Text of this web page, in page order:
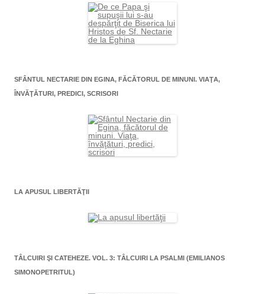
SFÂNTUL NECTARIE DIN EGINA, FĂCĂTORUL DE MINUNI. VIAŢA,
ÎNVĂŢĂTURI, PREDICI, SCRISORI
LA APUSUL LIBERTĂŢII
TÂLCUIRI ŞI CATEHEZE. VOL. 3: TÂLCUIRI LA PSALMI (EMILIANOS
SIMONOPETRITUL)